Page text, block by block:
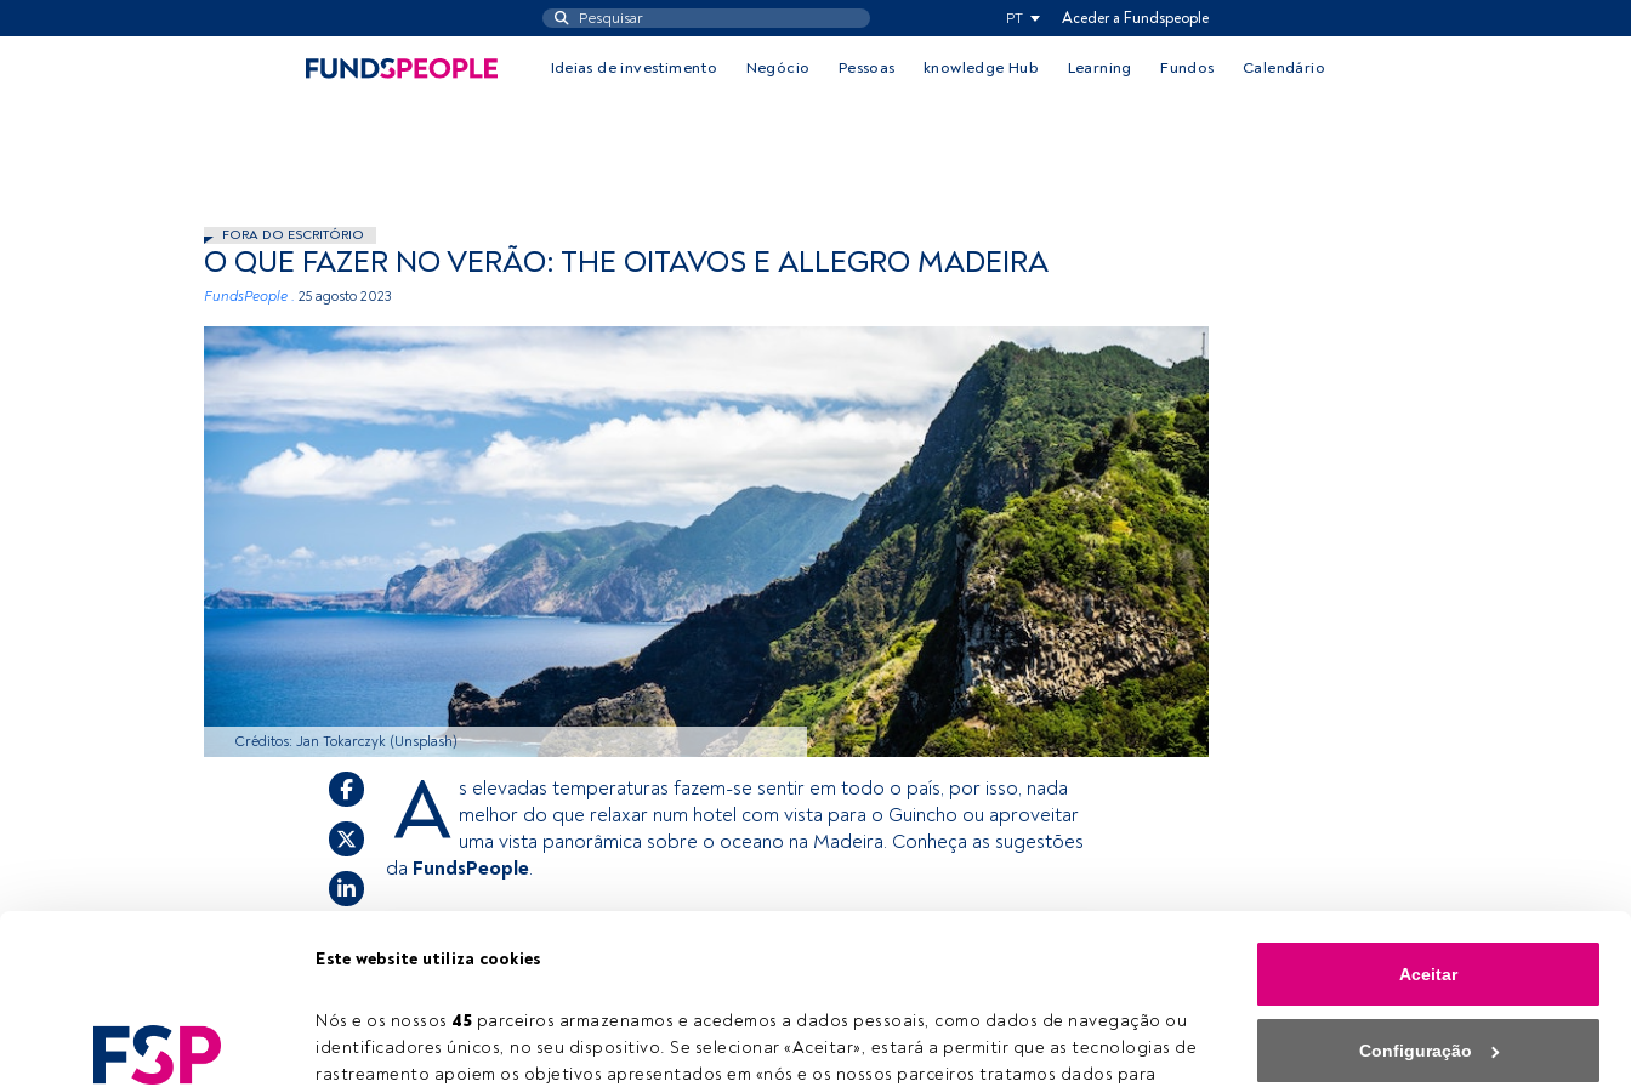
Este website utiliza cookies
Nós e os nossos 45 parceiros armazenamos e acedemos a dados pessoais, como dados de navegação ou
identificadores únicos, no seu dispositivo. Se selecionar «Aceitar», estará a permitir que as tecnologias de
rastreamento apoiem os objetivos apresentados em «nós e os nossos parceiros tratamos dados para
Aceitar
Configuração
PT Aceder a Fundspeople
Ideias de investimento Negócio Pessoas knowledge Hub Learning Fundos Calendário
FORA DO ESCRITÓRIO
O QUE FAZER NO VERÃO: THE OITAVOS E ALLEGRO MADEIRA
FundsPeople . 25 agosto 2023
Créditos: Jan Tokarczyk (Unsplash)
Tempo de leitura:1 min.
A s elevadas temperaturas fazem-se sentir em todo o país, por isso, nada
melhor do que relaxar num hotel com vista para o Guincho ou aproveitar
uma vista panorâmica sobre o oceano na Madeira. Conheça as sugestões
da FundsPeople.
Este é um artigo exclusivo para os utilizadores registados da FundsPeople. Se já
convidamo-lo a registar-se e a desfrutar de todo o universo que a FundsPeople
oferece.
Aceder a Fundspeople